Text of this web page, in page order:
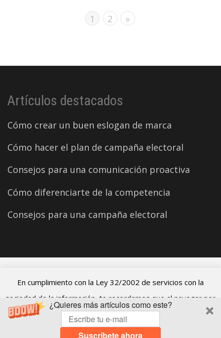
¿Quieres más artículos como este?
Suscríbete ahora
1 2 »
Artículos destacados
Cómo crear un buen eslogan de marca
Cómo hacer el plan de campaña electoral
Consejos para una comunicación proactiva
Cómo diferenciarte de la competencia
Consejos para una campaña electoral
©2026 Carles Aparicio
En cumplimiento con la Ley 32/2002 de servicios con la
sociedad de la información, te recordamos que al navegar por
el blog de Carles Aparicio estás aceptando el uso de cookies.
ACEPTO